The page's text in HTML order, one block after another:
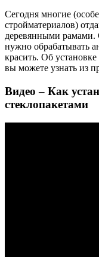
Сегодня многие
стройматериалов)
деревянными рамами.
нужно обрабатывать
красить. Об
вы можете узнать из
Видео – Как
стеклопакетами